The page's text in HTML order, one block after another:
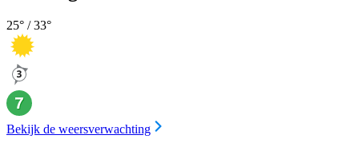
25° /33°
Bekijk de weersverwachting